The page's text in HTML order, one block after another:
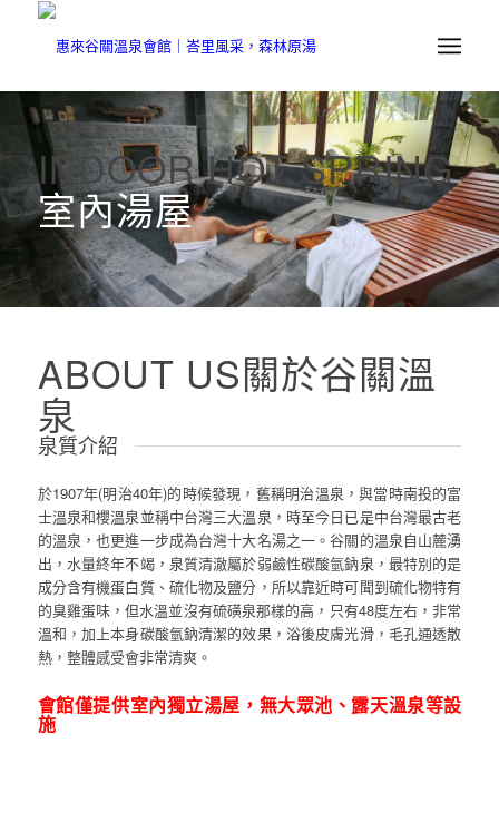
INDOOR HOT SPRING
室內湯屋
ABOUT US關於谷關溫
泉
泉質介紹
於1907年(明治40年)的時候發現，舊稱明治溫泉，與當時南投的富
士溫泉和櫻溫泉並稱中台灣三大溫泉，時至今日已是中台灣最古老
的溫泉，也更進一步成為台灣十大名湯之一。谷關的溫泉自山麓湧
出，水量終年不竭，泉質清澈屬於弱鹼性碳酸氫鈉泉，最特別的是
成分含有機蛋白質、硫化物及鹽分，所以靠近時可聞到硫化物特有
的臭雞蛋味，但水溫並沒有硫磺泉那樣的高，只有48度左右，非常
溫和，加上本身碳酸氫鈉清潔的效果，浴後皮膚光滑，毛孔通透散
熱，整體感受會非常清爽。
會館僅提供室內獨立湯屋，無大眾池、露天溫泉等設
施